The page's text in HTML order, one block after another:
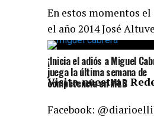
En estos momentos
el año 2014 José
Visita nuestras
Facebook:
¡Inicia el adiós a Miguel
juega la última semana de
competencia en MLB